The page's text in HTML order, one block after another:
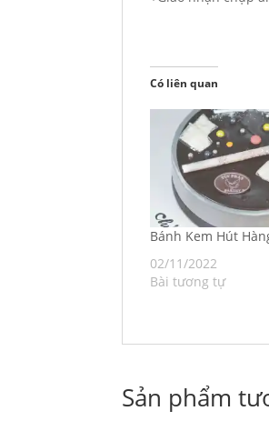
Có liên quan
Bánh Kem Hút
02/11/2022
Bài tương tự
Sản phẩm